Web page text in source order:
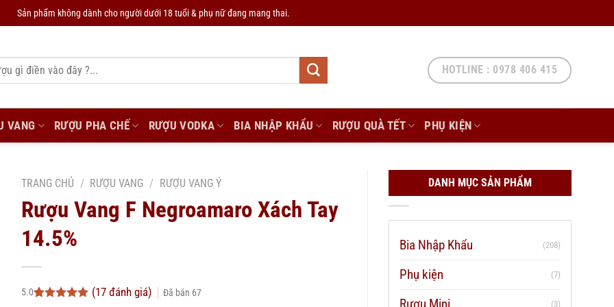
Sản phẩm không dành cho người dưới 18 tuổi & phụ nữ đang mang thai.
HOTLINE : 0978 406 415
VANG RƯỢU PHA CHẾ RƯỢU VODKA BIA NHẬP KHẨU RƯỢU QUÀ TẾT PHỤ KIỆN
TRANG CHỦ / RƯỢU VANG / RƯỢU VANG Ý
Rượu Vang F Negroamaro Xách Tay
14.5%
5.0
(17đánh giá) Đã bán 67
DANH MỤC SẢN PHẨM
Bia Nhập Khẩu (208)
Phụ kiện (7)
Rượu Mini (3)